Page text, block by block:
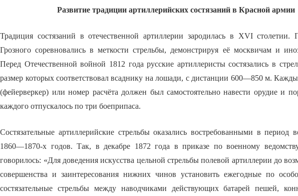
Развитие традиции артиллерийских состязаний в Красной армии
Традиция состязаний в отечественной артиллерии зародилась в XVI
Грозного соревновались в меткости стрельбы, демонстрируя её москвичам и
Перед Отечественной войной 1812 года русские артиллеристы состязались в
размер которых соответствовал всаднику на лошади, с дистанции 600—850 м.
(фейерверкер) или номер расчёта должен был самостоятельно навести орудие и
каждого отпускалось по три боеприпаса.
Состязательные артиллерийские стрельбы оказались востребованными в период
1860—1870-х годов. Так, в декабре 1872 года в приказе по военному
говорилось: «Для доведения искусства цельной стрельбы полевой артиллерии до
совершенства и заинтересования нижних чинов установить ежегодные по
состязательные стрельбы между наводчиками действующих батарей пешей,